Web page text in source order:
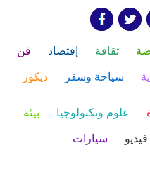
ثقافة إقتصاد فن
سياحة وسفر ديكور
علوم وتكنولوجيا بيئة
فيديو سيارات